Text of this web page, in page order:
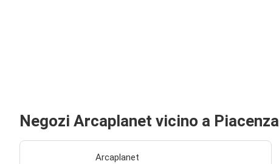
Negozi Arcaplanet vicino a Piacenza
Arcaplanet